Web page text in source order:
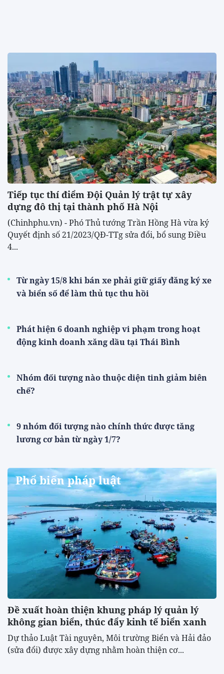
Tiếp tục thí điểm Đội Quản lý trật tự xây
dựng đô thị tại thành phố Hà Nội
(Chinhphu.vn) - Phó Thủ tướng Trần Hồng Hà vừa ký
Quyết định số 21/2023/QĐ-TTg sửa đổi, bổ sung Điều
4...
Từ ngày 15/8 khi bán xe phải giữ giấy đăng ký xe
và biển số để làm thủ tục thu hồi
Phát hiện 6 doanh nghiệp vi phạm trong hoạt
động kinh doanh xăng dầu tại Thái Bình
Nhóm đối tượng nào thuộc diện tinh giảm biên
chế?
9 nhóm đối tượng nào chính thức được tăng
lương cơ bản từ ngày 1/7?
Phổ biến pháp luật
Đề xuất hoàn thiện khung pháp lý quản lý
không gian biển, thúc đẩy kinh tế biển xanh
Dự thảo Luật Tài nguyên, Môi trường Biển và Hải đảo
(sửa đổi) được xây dựng nhằm hoàn thiện cơ...